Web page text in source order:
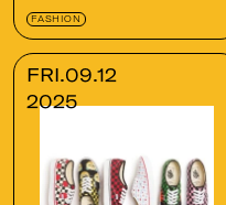
FASHION
FRI.09.12
2025